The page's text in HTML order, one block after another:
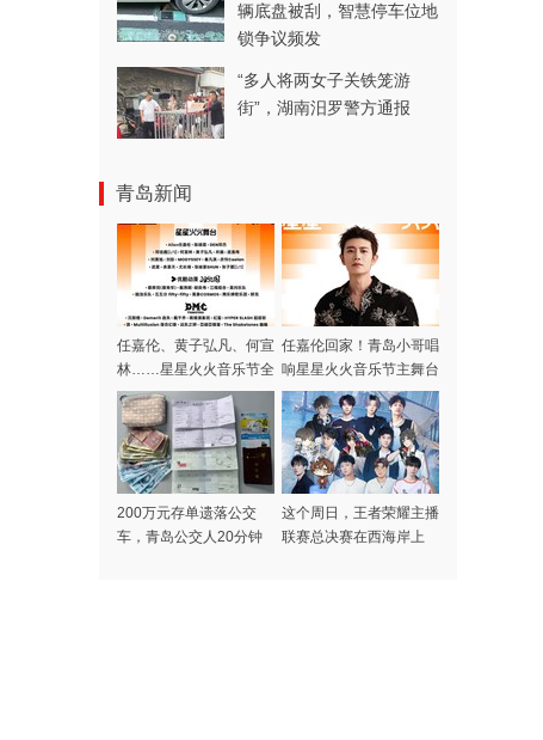
辆底盘被刮，智慧停车位地
锁争议频发
“多人将两女子关铁笼游
街”，湖南汨罗警方通报
青岛新闻
任嘉伦、黄子弘凡、何宣
林……星星火火音乐节全
阵容集结完毕，本周末青
岛高新区火热开唱
任嘉伦回家！青岛小哥唱
响星星火火音乐节主舞台
200万元存单遗落公交
车，青岛公交人20分钟
这个周日，王者荣耀主播
联赛总决赛在西海岸上